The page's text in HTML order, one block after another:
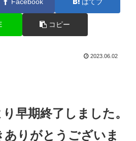
コピー
2023.06.02
早期終了しました。
りがとうございま